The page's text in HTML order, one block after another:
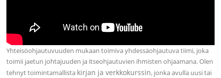
Yhteisöohjautuvuuden mukaan toimiva yhdessäohjautuva tiimi, joka
toimii jaetun johtajuuden ja itseohjautuvien ihmisten ohjaamana. Olen
tehnyt toimintamallista kirjan ja verkkokurssin, jonka avulla uusi tai